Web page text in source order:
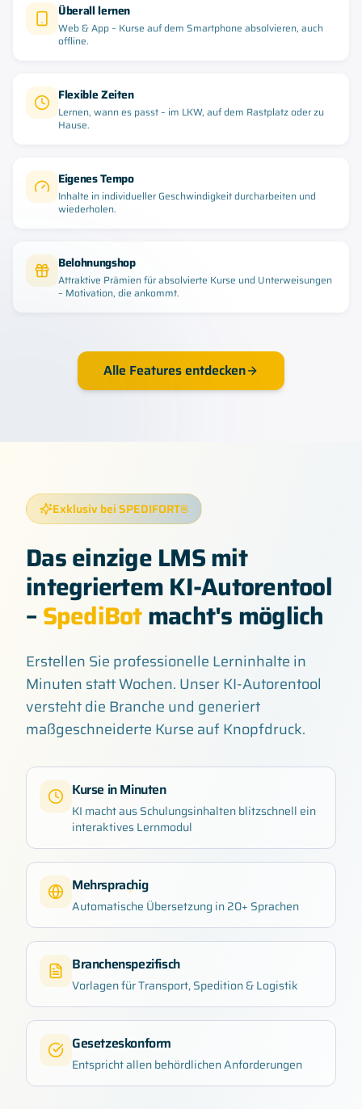
Überall lernen
Web & App – Kurse auf dem Smartphone absolvieren, auch
offline.
Flexible Zeiten
Lernen, wann es passt – im LKW, auf dem Rastplatz oder zu
Hause.
Eigenes Tempo
Inhalte in individueller Geschwindigkeit durcharbeiten und
wiederholen.
Belohnungshop
Attraktive Prämien für absolvierte Kurse und Unterweisungen
– Motivation, die ankommt.
Alle Features entdecken
Exklusiv bei SPEDIFORT®
Das einzige LMS mit
integriertem KI-Autorentool
–SpediBotmacht's möglich
Erstellen Sie professionelle Lerninhalte in
Minuten statt Wochen. Unser KI-Autorentool
versteht die Branche und generiert
maßgeschneiderte Kurse auf Knopfdruck.
Kurse in Minuten
KI macht aus Schulungsinhalten blitzschnell ein
interaktives Lernmodul
Mehrsprachig
Automatische Übersetzung in 20+ Sprachen
Branchenspezifisch
Vorlagen für Transport, Spedition & Logistik
Gesetzeskonform
Entspricht allen behördlichen Anforderungen